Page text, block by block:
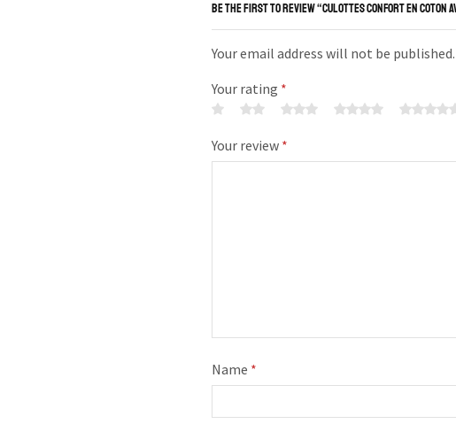
BE THE FIRST TO REVIEW “CULOTTES CONFORT EN COTON
Your email address will not be
Your rating *
Your review *
Name *